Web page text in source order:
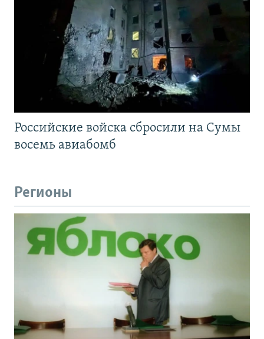
Российские войска сбросили на Сумы
восемь авиабомб
Регионы